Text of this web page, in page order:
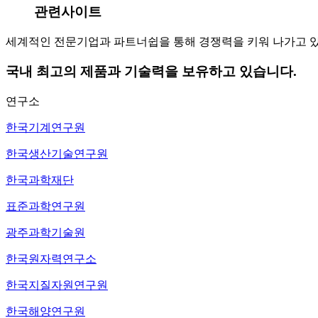
관련사이트
세계적인 전문기업과 파트너쉽을 통해 경쟁력을 키워 나가고
국내 최고의 제품과 기술력을 보유하고 있습니다.
연구소
한국기계연구원
한국생산기술연구원
한국과학재단
표준과학연구원
광주과학기술원
한국원자력연구소
한국지질자원연구원
한국해양연구원